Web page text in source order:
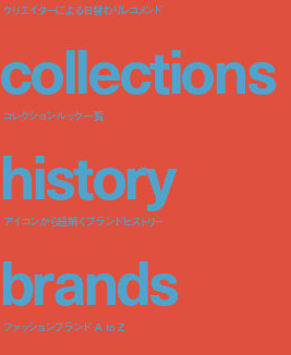
クリエイターによる日替わりレコメンド
collections
コレクションルック一覧
history
アイコンから紐解くブランドヒストリー
brands
ファッションブランド A to Z